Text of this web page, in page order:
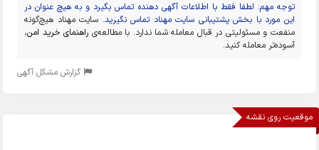
توجه مهم: لطفا فقط با اطلاعات آگهی دهنده تماس بگیرد و به هیچ عنوان در
این مورد با بخش پشتیبانی سایت مهناد تماس نگیرید. سایت مهناد هیچ‌گونه
منفعت و مسئولیتی در قبال معامله شما ندارد. با مطالعه‌ی راهنمای خرید امن،
آسوده‌تر معامله کنید.
گزارش مشکل آگهی
موقعیت روی نقشه